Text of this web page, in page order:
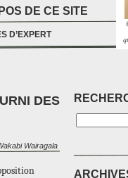
DE CE SITE
D’EXPERT
DES
Wairagala